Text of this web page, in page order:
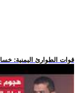
.. قوات الطوارئ اليمنية: